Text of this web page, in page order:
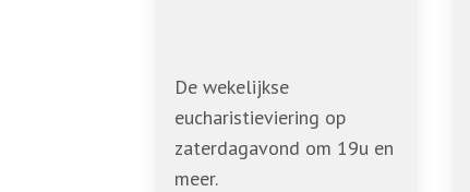
De wekelijkse
eucharistieviering op
zaterdagavond om 19u en
meer.